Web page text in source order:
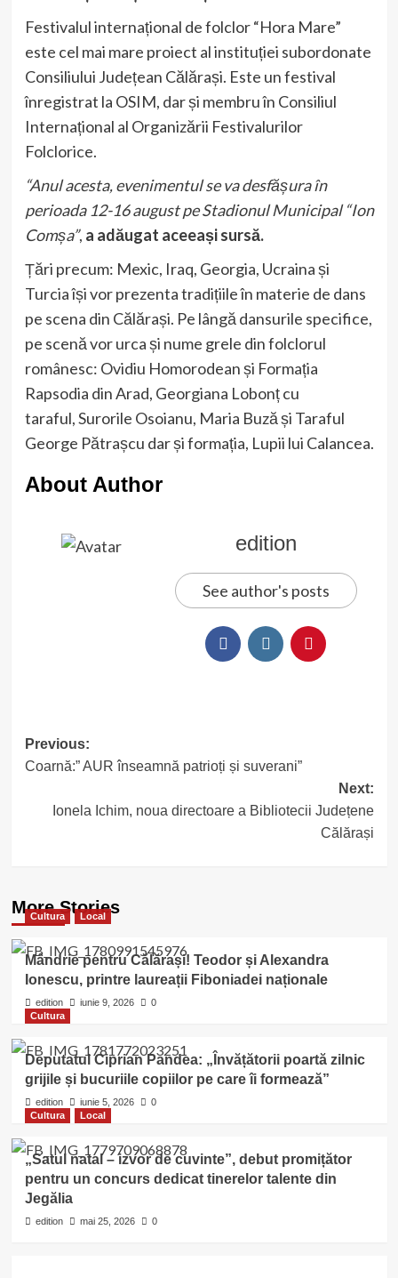
Festivalul internațional de folclor “Hora Mare”
este cel mai mare proiect al instituției subordonate
Consiliului Județean Călărași. Este un festival
înregistrat la OSIM, dar și membru în Consiliul
Internațional al Organizării Festivalurilor
Folclorice.
“Anul acesta, evenimentul se va desfășura în
perioada 12-16 august pe Stadionul Municipal “Ion
Comșa”, a adăugat aceeași sursă.
Țări precum: Mexic, Iraq, Georgia, Ucraina și
Turcia își vor prezenta tradițiile în materie de dans
pe scena din Călărași. Pe lângă dansurile specifice,
pe scenă vor urca și nume grele din folclorul
românesc: Ovidiu Homorodean și Formația
Rapsodia din Arad, Georgiana Lobonț cu
taraful, Surorile Osoianu, Maria Buză și Taraful
George Pătrașcu dar și formația, Lupii lui Calancea.
About Author
edition
See author's posts
Post
navigation
Previous:
Coarnă:” AUR înseamnă patrioți și suverani”
Next:
Ionela Ichim, noua directoare a Bibliotecii Județene
Călărași
More Stories
Cultura Local
Mândrie pentru Călărași! Teodor și Alexandra
Ionescu, printre laureații Fiboniadei naționale
edition iunie 9, 2026
0
Cultura
Deputatul Ciprian Pandea: „Învățătorii poartă zilnic
grijile și bucuriile copiilor pe care îi formează”
edition iunie 5, 2026
0
Cultura
Local
„Satul natal – izvor de cuvinte”, debut promițător
pentru un concurs dedicat tinerelor talente din
Jegălia
edition mai 25, 2026 0